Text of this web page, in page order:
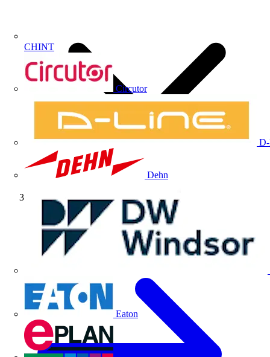
CHINT
Circutor
Dehn
Eaton
Artículos técnicos